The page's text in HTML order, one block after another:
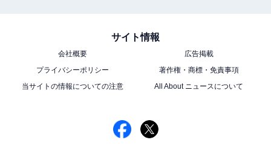
サイト情報
会社概要
広告掲載
プライバシーポリシー
著作権・商標・免責事項
当サイトの情報についての注意
All About ニュースについて